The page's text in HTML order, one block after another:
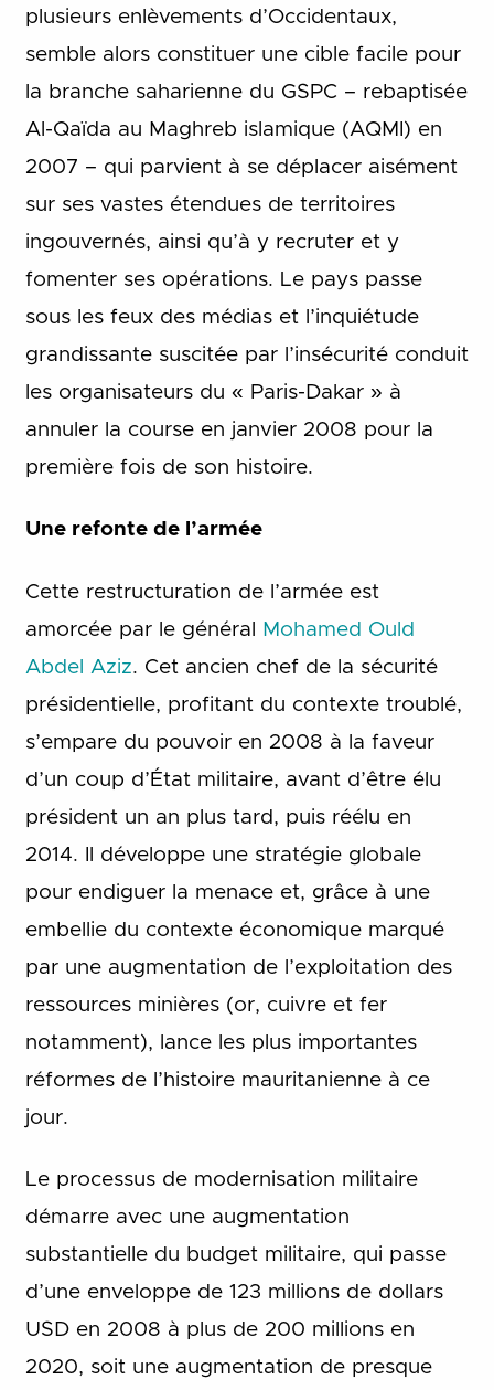
plusieurs enlèvements d’Occidentaux,
semble alors constituer une cible facile pour
la branche saharienne du GSPC – rebaptisée
Al-Qaïda au Maghreb islamique (AQMI) en
2007 – qui parvient à se déplacer aisément
sur ses vastes étendues de territoires
ingouvernés, ainsi qu’à y recruter et y
fomenter ses opérations. Le pays passe
sous les feux des médias et l’inquiétude
grandissante suscitée par l’insécurité conduit
les organisateurs du « Paris-Dakar » à
annuler la course en janvier 2008 pour la
première fois de son histoire.
Une refonte de l’armée
Cette restructuration de l’armée est
amorcée par le général
Mohamed Ould
Abdel Aziz. Cet ancien chef de la sécurité
présidentielle, profitant du contexte troublé,
s’empare du pouvoir en 2008 à la faveur
d’un coup d’État militaire, avant d’être élu
président un an plus tard, puis réélu en
2014. Il développe une stratégie globale
pour endiguer la menace et, grâce à une
embellie du contexte économique marqué
par une augmentation de l’exploitation des
ressources minières (or, cuivre et fer
notamment), lance les plus importantes
réformes de l’histoire mauritanienne à ce
jour.
Le processus de modernisation militaire
démarre avec une augmentation
substantielle du budget militaire, qui passe
d’une enveloppe de 123 millions de dollars
USD en 2008 à plus de 200 millions en
2020, soit une augmentation de presque